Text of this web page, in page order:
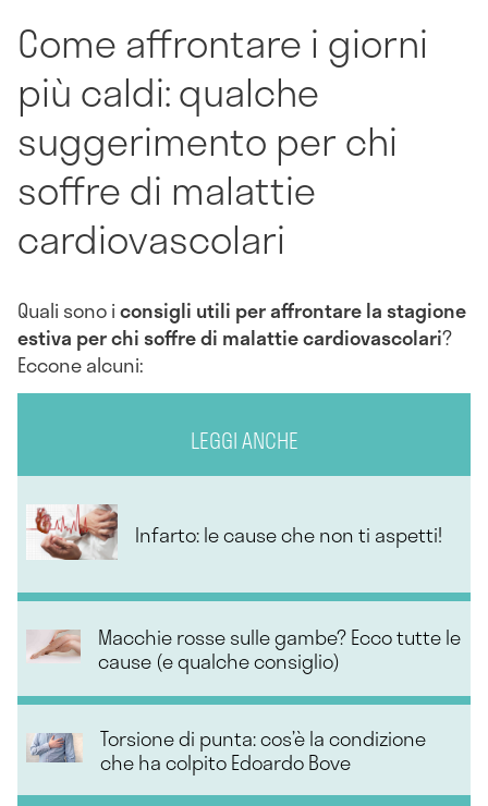
Come affrontare i giorni
più caldi: qualche
suggerimento per chi
soffre di malattie
cardiovascolari
Quali sono iconsigli utili per affrontare la stagione
estiva per chi soffre di malattie cardiovascolari?
Eccone alcuni:
LEGGI ANCHE
Infarto: le cause che non ti aspetti!
Macchie rosse sulle gambe? Ecco tutte le
cause (e qualche consiglio)
Torsione di punta: cos’è la condizione
che ha colpito Edoardo Bove